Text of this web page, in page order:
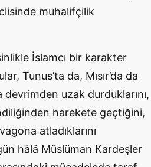
muhalifçilik
İslamcı bir karakter
Tunus’ta da, Mısır’da da
devrimden uzak durduklarını,
harekete geçtiğini,
atladıklarını
hâlâ Müslüman Kardeşler